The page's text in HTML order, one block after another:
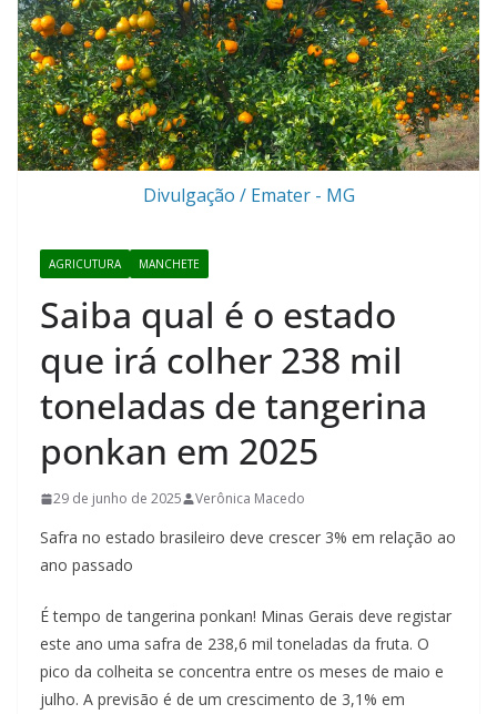
Divulgação / Emater - MG
AGRICUTURA MANCHETE
Saiba qual é o estado
que irá colher 238 mil
toneladas de tangerina
ponkan em 2025
29 de junho de 2025 Verônica Macedo
Safra no estado brasileiro deve crescer 3% em relação ao
ano passado
É tempo de tangerina ponkan! Minas Gerais deve registar
este ano uma safra de 238,6 mil toneladas da fruta. O
pico da colheita se concentra entre os meses de maio e
julho. A previsão é de um crescimento de 3,1% em